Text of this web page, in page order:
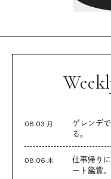
08.03 月
ゲレンデ
る。
08.06 木
仕事帰り
ート鑑賞。